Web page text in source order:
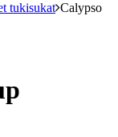
tukisukat Calypso